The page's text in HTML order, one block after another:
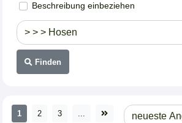
Beschreibung einbeziehen
Finden
1 2 3